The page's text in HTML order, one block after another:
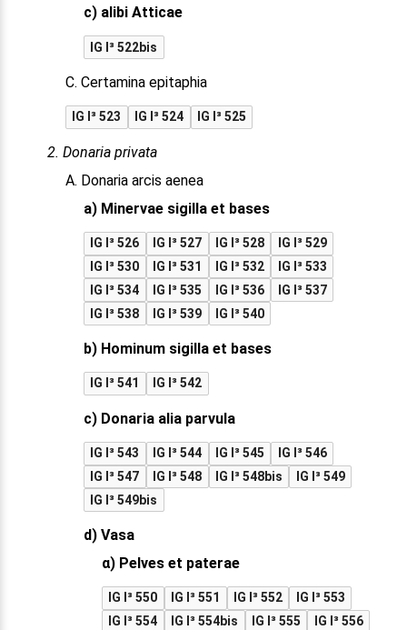
c) alibi Atticae
IG I³ 522bis
C. Certamina epitaphia
IG I³ 523 IG I³ 524 IG I³ 525
2. Donaria privata
A. Donaria arcis aenea
a) Minervae sigilla et bases
IG I³ 526 IG I³ 527 IG I³ 528
IG I³ 529
IG I³ 530
IG I³ 531 IG I³ 532
IG I³ 533
IG I³ 534
IG I³ 535 IG I³ 536
IG I³ 537
IG I³ 538
IG I³ 539 IG I³ 540
b) Hominum sigilla et bases
IG I³ 541 IG I³ 542
c) Donaria alia parvula
IG I³ 543 IG I³ 544 IG I³ 545
IG I³ 546
IG I³ 547
IG I³ 548 IG I³ 548bis
IG I³ 549
IG I³ 549bis
d) Vasa
α) Pelves et paterae
IG I³ 550 IG I³ 551 IG I³ 552
IG I³ 553
IG I³ 554
IG I³ 554bis IG I³ 555
IG I³ 556